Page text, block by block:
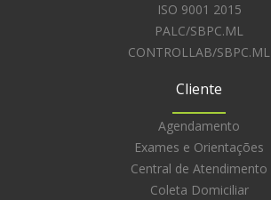
ISO 9001 2015
PALC/SBPC.ML
CONTROLLAB/SBPC.ML
Cliente
Agendamento
Exames e Orientações
Central de Atendimento
Coleta Domiciliar